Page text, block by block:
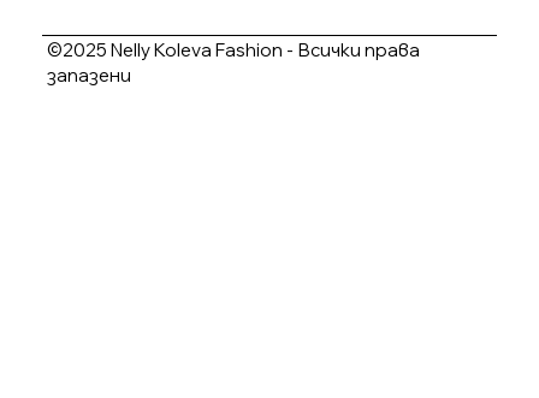
©2025 Nelly Koleva Fashion - Всички права
запазени